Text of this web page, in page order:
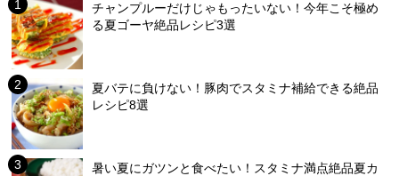
チャンプルーだけじゃもったいない！今年こそ極め
る夏ゴーヤ絶品レシピ3選
夏バテに負けない！豚肉でスタミナ補給できる絶品
レシピ8選
暑い夏にガツンと食べたい！スタミナ満点絶品夏カ